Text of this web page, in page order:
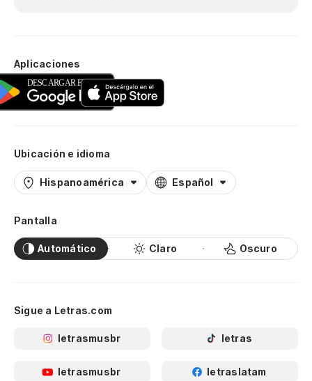
Aplicaciones
Ubicación e idioma
Hispanoamérica Español
Pantalla
Automático Claro Oscuro
Sigue a Letras.com
letrasmusbr letras
letrasmusbr letraslatam